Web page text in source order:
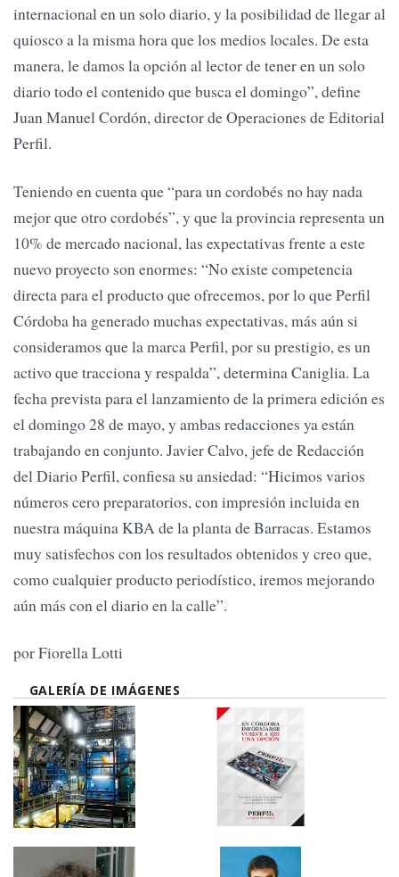
internacional en un solo diario, y la posibilidad de llegar al
quiosco a la misma hora que los medios locales. De esta
manera, le damos la opción al lector de tener en un solo
diario todo el contenido que busca el domingo”, define
Juan Manuel Cordón, director de Operaciones de Editorial
Perfil.
Teniendo en cuenta que “para un cordobés no hay nada
mejor que otro cordobés”, y que la provincia representa un
10% de mercado nacional, las expectativas frente a este
nuevo proyecto son enormes: “No existe competencia
directa para el producto que ofrecemos, por lo que Perfil
Córdoba ha generado muchas expectativas, más aún si
consideramos que la marca Perfil, por su prestigio, es un
activo que tracciona y respalda”, determina Caniglia. La
fecha prevista para el lanzamiento de la primera edición es
el domingo 28 de mayo, y ambas redacciones ya están
trabajando en conjunto. Javier Calvo, jefe de Redacción
del Diario Perfil, confiesa su ansiedad: “Hicimos varios
números cero preparatorios, con impresión incluida en
nuestra máquina KBA de la planta de Barracas. Estamos
muy satisfechos con los resultados obtenidos y creo que,
como cualquier producto periodístico, iremos mejorando
aún más con el diario en la calle”.
por Fiorella Lotti
GALERÍA DE IMÁGENES